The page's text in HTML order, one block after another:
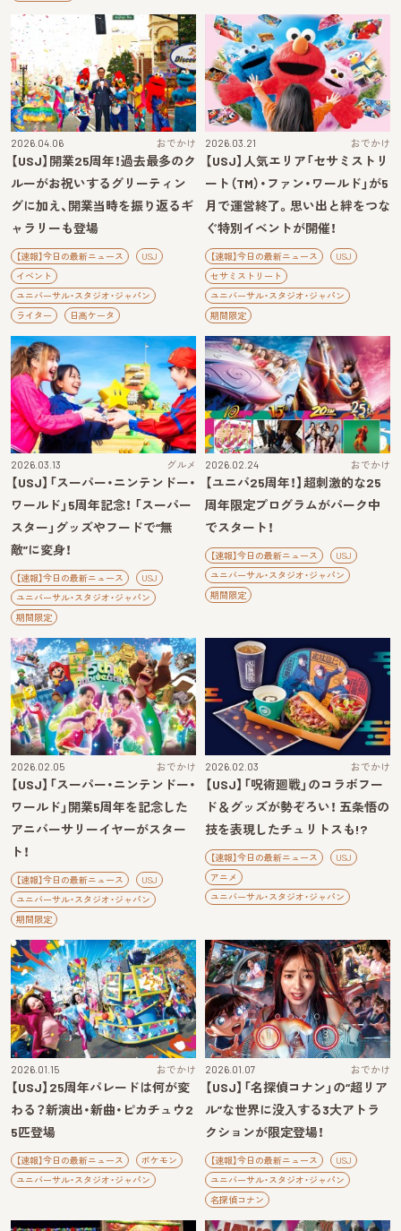
2026.04.06 おでかけ
【USJ】開業25周年！過去最多のク
ルーがお祝いするグリーティン
グに加え、開業当時を振り返るギ
ャラリーも登場
【速報】今日の最新ニュース
USJ
イベント
ユニバーサル・スタジオ・ジャパン
ライター
日高ケータ
2026.03.21 おでかけ
【USJ】人気エリア「セサミストリ
ート（TM）・ファン・ワールド」が5
月で運営終了。思い出と絆をつな
ぐ特別イベントが開催！
【速報】今日の最新ニュース
USJ
セサミストリート
ユニバーサル・スタジオ・ジャパン
期間限定
2026.03.13 グルメ
【USJ】「スーパー・ニンテンドー・
ワールド」5周年記念！ 「スーパー
スター」グッズやフードで“無
敵”に変身！
【速報】今日の最新ニュース
USJ
ユニバーサル・スタジオ・ジャパン
期間限定
2026.02.24 おでかけ
【ユニバ25周年！】超刺激的な25
周年限定プログラムがパーク中
でスタート！
【速報】今日の最新ニュース
USJ
ユニバーサル・スタジオ・ジャパン
期間限定
2026.02.05 おでかけ
【USJ】「スーパー・ニンテンドー・
ワールド」開業5周年を記念した
アニバーサリーイヤーがスター
ト！
【速報】今日の最新ニュース
USJ
ユニバーサル・スタジオ・ジャパン
期間限定
2026.02.03 おでかけ
【USJ】「呪術廻戦」のコラボフー
ド＆グッズが勢ぞろい！ 五条悟の
技を表現したチュリトスも!?
【速報】今日の最新ニュース
USJ
アニメ
ユニバーサル・スタジオ・ジャパン
2026.01.15 おでかけ
【USJ】25周年パレードは何が変
わる？新演出・新曲・ピカチュウ2
5匹登場
【速報】今日の最新ニュース
ポケモン
ユニバーサル・スタジオ・ジャパン
2026.01.07 おでかけ
【USJ】「名探偵コナン」の“超リア
ル”な世界に没入する3大アトラ
クションが限定登場！
【速報】今日の最新ニュース
USJ
ユニバーサル・スタジオ・ジャパン
名探偵コナン